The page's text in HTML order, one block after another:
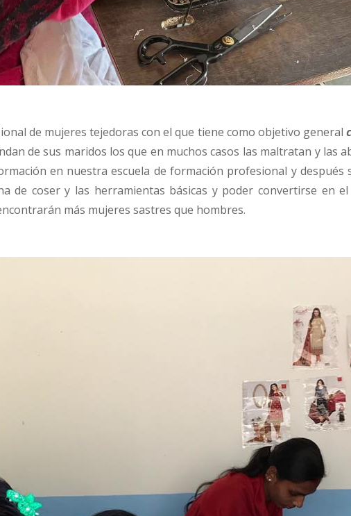
de mujeres tejedoras con el que tiene como objetivo general
de sus maridos los que en muchos casos las maltratan y las
en nuestra escuela de formación profesional y después
de coser y las herramientas básicas y poder convertirse en
más mujeres sastres que hombres.